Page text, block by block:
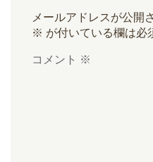
メールアドレスが公開
※ が付いている欄は必
コメント ※